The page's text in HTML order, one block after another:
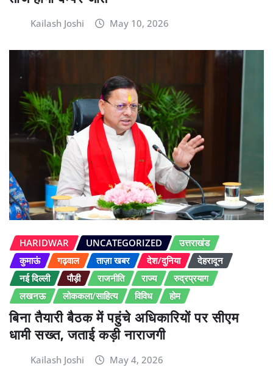
Kailash Joshi May 10, 2026
HARIDWAR UNCATEGORIZED
उत्तराखंड
कुमाऊं
गढ़वाल ताज़ा खबर देश/दुनिया
देहरादून
नई दिल्ली
पौड़ी राजनीति राज्य
रुद्रप्रयाग
लखनऊ
लोककला/साहित्य विविध होम
बिना तैयारी बैठक में पहुंचे अधिकारियों पर सीएम
धामी सख्त, जताई कड़ी नाराजगी
Kailash Joshi May 4, 2026